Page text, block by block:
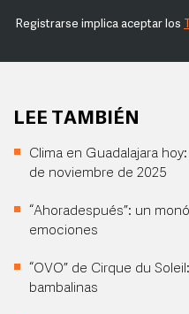
Registrarse implica aceptar los
LEE TAMBIÉN
Clima en Guadalajara
de noviembre de 2025
“Ahoradespués”: un
emociones
“OVO” de Cirque du
bambalinas